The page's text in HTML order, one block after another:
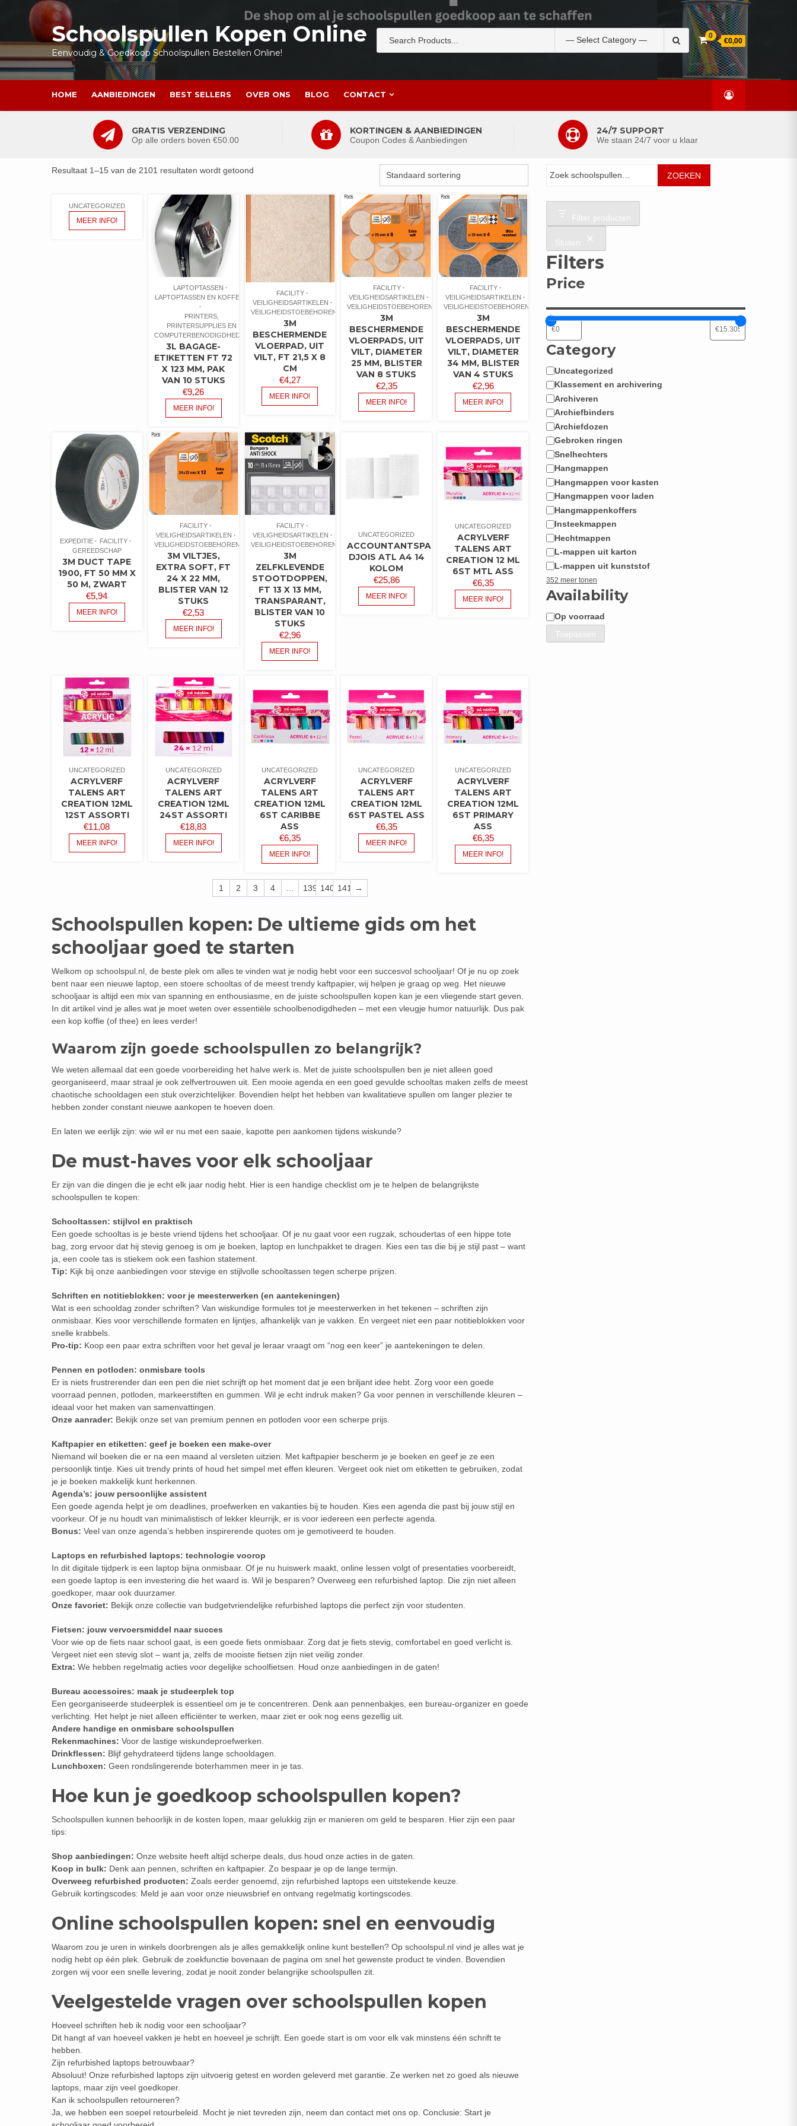
inhoud
Schoolspullen Kopen Online
Eenvoudig & Goedkoop Schoolspullen Bestellen Online!
naar:
0
€0,00
HOME AANBIEDINGEN BEST SELLERS OVER ONS BLOG CONTACT
GRATIS VERZENDING
Op alle orders boven €50.00
KORTINGEN & AANBIEDINGEN
Coupon Codes & Aanbiedingen
24/7 SUPPORT
We staan 24/7 voor u klaar
Resultaat 1–15 van de 2101 resultaten wordt getoond
UNCATEGORIZED
MEER INFO!
LAPTOPTASSEN
LAPTOPTASSEN EN KOFFERS
PRINTERS,
PRINTERSUPPLIES EN
COMPUTERBENODIGDHEDEN
3L BAGAGE-
ETIKETTEN FT 72
X 123 MM, PAK
VAN 10 STUKS
€9,26
MEER INFO!
FACILITY
VEILIGHEIDSARTIKELEN
VEILIGHEIDSTOEBEHOREN
3M
BESCHERMENDE
VLOERPAD, UIT
VILT, FT 21,5 X 8
CM
€4,27
MEER INFO!
FACILITY
VEILIGHEIDSARTIKELEN
VEILIGHEIDSTOEBEHOREN
3M
BESCHERMENDE
VLOERPADS, UIT
VILT, DIAMETER
25 MM, BLISTER
VAN 8 STUKS
€2,35
MEER INFO!
FACILITY
VEILIGHEIDSARTIKELEN
VEILIGHEIDSTOEBEHOREN
3M
BESCHERMENDE
VLOERPADS, UIT
VILT, DIAMETER
34 MM, BLISTER
VAN 4 STUKS
€2,96
MEER INFO!
EXPEDITIE
FACILITY
GEREEDSCHAP
3M DUCT TAPE
1900, FT 50 MM X
50 M, ZWART
€5,94
MEER INFO!
FACILITY
VEILIGHEIDSARTIKELEN
VEILIGHEIDSTOEBEHOREN
3M VILTJES,
EXTRA SOFT, FT
24 X 22 MM,
BLISTER VAN 12
STUKS
€2,53
MEER INFO!
FACILITY
VEILIGHEIDSARTIKELEN
VEILIGHEIDSTOEBEHOREN
3M
ZELFKLEVENDE
STOOTDOPPEN,
FT 13 X 13 MM,
TRANSPARANT,
BLISTER VAN 10
STUKS
€2,96
MEER INFO!
UNCATEGORIZED
ACCOUNTANTSPAPIER
DJOIS ATL A4 14
KOLOM
€25,86
MEER INFO!
UNCATEGORIZED
ACRYLVERF
TALENS ART
CREATION 12 ML
6ST MTL ASS
€6,35
MEER INFO!
UNCATEGORIZED
ACRYLVERF
TALENS ART
CREATION 12ML
12ST ASSORTI
€11,08
MEER INFO!
UNCATEGORIZED
ACRYLVERF
TALENS ART
CREATION 12ML
24ST ASSORTI
€18,83
MEER INFO!
UNCATEGORIZED
ACRYLVERF
TALENS ART
CREATION 12ML
6ST CARIBBE
ASS
€6,35
MEER INFO!
UNCATEGORIZED
ACRYLVERF
TALENS ART
CREATION 12ML
6ST PASTEL ASS
€6,35
MEER INFO!
UNCATEGORIZED
ACRYLVERF
TALENS ART
CREATION 12ML
6ST PRIMARY
ASS
€6,35
MEER INFO!
1 2 3 4 139 140 141 →
Schoolspullen kopen: De ultieme gids om het
schooljaar goed te starten
Welkom op schoolspul.nl, de beste plek om alles te vinden wat je nodig hebt voor een succesvol schooljaar! Of je nu op zoek
bent naar een nieuwe laptop, een stoere schooltas of de meest trendy kaftpapier, wij helpen je graag op weg. Het nieuwe
schooljaar is altijd een mix van spanning en enthousiasme, en de juiste schoolspullen kopen kan je een vliegende start geven.
In dit artikel vind je alles wat je moet weten over essentiële schoolbenodigdheden – met een vleugje humor natuurlijk. Dus pak
een kop koffie (of thee) en lees verder!
Waarom zijn goede schoolspullen zo belangrijk?
We weten allemaal dat een goede voorbereiding het halve werk is. Met de juiste schoolspullen ben je niet alleen goed
georganiseerd, maar straal je ook zelfvertrouwen uit. Een mooie agenda en een goed gevulde schooltas maken zelfs de meest
chaotische schooldagen een stuk overzichtelijker. Bovendien helpt het hebben van kwalitatieve spullen om langer plezier te
hebben zonder constant nieuwe aankopen te hoeven doen.
En laten we eerlijk zijn: wie wil er nu met een saaie, kapotte pen aankomen tijdens wiskunde?
De must-haves voor elk schooljaar
Er zijn van die dingen die je echt elk jaar nodig hebt. Hier is een handige checklist om je te helpen de belangrijkste
schoolspullen te kopen:
Schooltassen: stijlvol en praktisch
Een goede schooltas is je beste vriend tijdens het schooljaar. Of je nu gaat voor een rugzak, schoudertas of een hippe tote
bag, zorg ervoor dat hij stevig genoeg is om je boeken, laptop en lunchpakket te dragen. Kies een tas die bij je stijl past – want
ja, een coole tas is stiekem ook een fashion statement.
Tip: Kijk bij onze aanbiedingen voor stevige en stijlvolle schooltassen tegen scherpe prijzen.
Schriften en notitieblokken: voor je meesterwerken (en aantekeningen)
Wat is een schooldag zonder schriften? Van wiskundige formules tot je meesterwerken in het tekenen – schriften zijn
onmisbaar. Kies voor verschillende formaten en lijntjes, afhankelijk van je vakken. En vergeet niet een paar notitieblokken voor
snelle krabbels.
Pro-tip: Koop een paar extra schriften voor het geval je leraar vraagt om “nog een keer” je aantekeningen te delen.
Pennen en potloden: onmisbare tools
Er is niets frustrerender dan een pen die niet schrijft op het moment dat je een briljant idee hebt. Zorg voor een goede
voorraad pennen, potloden, markeerstiften en gummen. Wil je echt indruk maken? Ga voor pennen in verschillende kleuren –
ideaal voor het maken van samenvattingen.
Onze aanrader: Bekijk onze set van premium pennen en potloden voor een scherpe prijs.
Kaftpapier en etiketten: geef je boeken een make-over
Niemand wil boeken die er na een maand al versleten uitzien. Met kaftpapier bescherm je je boeken en geef je ze een
persoonlijk tintje. Kies uit trendy prints of houd het simpel met effen kleuren. Vergeet ook niet om etiketten te gebruiken, zodat
je je boeken makkelijk kunt herkennen.
Agenda’s: jouw persoonlijke assistent
Een goede agenda helpt je om deadlines, proefwerken en vakanties bij te houden. Kies een agenda die past bij jouw stijl en
voorkeur. Of je nu houdt van minimalistisch of lekker kleurrijk, er is voor iedereen een perfecte agenda.
Bonus: Veel van onze agenda’s hebben inspirerende quotes om je gemotiveerd te houden.
Laptops en refurbished laptops: technologie voorop
In dit digitale tijdperk is een laptop bijna onmisbaar. Of je nu huiswerk maakt, online lessen volgt of presentaties voorbereidt,
een goede laptop is een investering die het waard is. Wil je besparen? Overweeg een refurbished laptop. Die zijn niet alleen
goedkoper, maar ook duurzamer.
Onze favoriet: Bekijk onze collectie van budgetvriendelijke refurbished laptops die perfect zijn voor studenten.
Fietsen: jouw vervoersmiddel naar succes
Voor wie op de fiets naar school gaat, is een goede fiets onmisbaar. Zorg dat je fiets stevig, comfortabel en goed verlicht is.
Vergeet niet een stevig slot – want ja, zelfs de mooiste fietsen zijn niet veilig zonder.
Extra: We hebben regelmatig acties voor degelijke schoolfietsen. Houd onze aanbiedingen in de gaten!
Bureau accessoires: maak je studeerplek top
Een georganiseerde studeerplek is essentieel om je te concentreren. Denk aan pennenbakjes, een bureau-organizer en goede
verlichting. Het helpt je niet alleen efficiënter te werken, maar ziet er ook nog eens gezellig uit.
Andere handige en onmisbare schoolspullen
Rekenmachines: Voor de lastige wiskundeproefwerken.
Drinkflessen: Blijf gehydrateerd tijdens lange schooldagen.
Lunchboxen: Geen rondslingerende boterhammen meer in je tas.
Hoe kun je goedkoop schoolspullen kopen?
Schoolspullen kunnen behoorlijk in de kosten lopen, maar gelukkig zijn er manieren om geld te besparen. Hier zijn een paar
tips:
Shop aanbiedingen: Onze website heeft altijd scherpe deals, dus houd onze acties in de gaten.
Koop in bulk: Denk aan pennen, schriften en kaftpapier. Zo bespaar je op de lange termijn.
Overweeg refurbished producten: Zoals eerder genoemd, zijn refurbished laptops een uitstekende keuze.
Gebruik kortingscodes: Meld je aan voor onze nieuwsbrief en ontvang regelmatig kortingscodes.
Online schoolspullen kopen: snel en eenvoudig
Waarom zou je uren in winkels doorbrengen als je alles gemakkelijk online kunt bestellen? Op schoolspul.nl vind je alles wat je
nodig hebt op één plek. Gebruik de zoekfunctie bovenaan de pagina om snel het gewenste product te vinden. Bovendien
zorgen wij voor een snelle levering, zodat je nooit zonder belangrijke schoolspullen zit.
Veelgestelde vragen over schoolspullen kopen
Hoeveel schriften heb ik nodig voor een schooljaar?
Dit hangt af van hoeveel vakken je hebt en hoeveel je schrijft. Een goede start is om voor elk vak minstens één schrift te
hebben.
Zijn refurbished laptops betrouwbaar?
Absoluut! Onze refurbished laptops zijn uitvoerig getest en worden geleverd met garantie. Ze werken net zo goed als nieuwe
laptops, maar zijn veel goedkoper.
Kan ik schoolspullen retourneren?
Ja, we hebben een soepel retourbeleid. Mocht je niet tevreden zijn, neem dan contact met ons op. Conclusie: Start je
ZOEKEN
Filter producten
Sluiten
Filters
Price
Category
Categorie
Uncategorized
Klassement en archivering
Archiveren
Archiefbinders
Archiefdozen
Gebroken ringen
Snelhechters
Hangmappen
Hangmappen voor kasten
Hangmappen voor laden
Hangmappenkoffers
Insteekmappen
Hechtmappen
L-mappen uit karton
L-mappen uit kunststof
352 meer tonen
Availability
Beschikbaarheid
Op voorraad
Toepassen